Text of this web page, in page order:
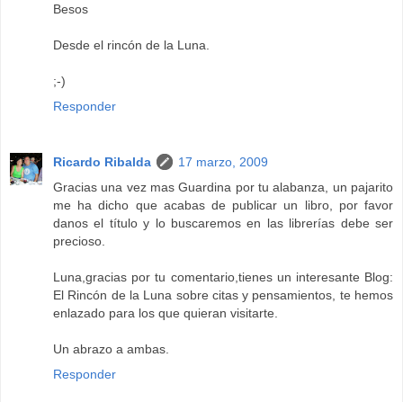
Besos
Desde el rincón de la Luna.
;-)
Responder
Ricardo Ribalda
17 marzo, 2009
Gracias una vez mas Guardina por tu alabanza, un pajarito
me ha dicho que acabas de publicar un libro, por favor
danos el título y lo buscaremos en las librerías debe ser
precioso.
Luna,gracias por tu comentario,tienes un interesante Blog:
El Rincón de la Luna sobre citas y pensamientos, te hemos
enlazado para los que quieran visitarte.
Un abrazo a ambas.
Responder